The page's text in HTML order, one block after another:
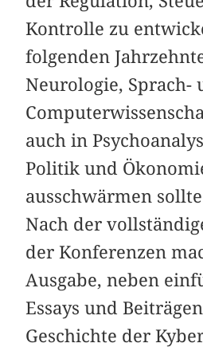
Kontrolle zu
folgenden
Neurologie, Sprach-
auch in
Politik und
ausschwärmen
Nach der
der Konferenzen
Ausgabe, neben
Essays und
Geschichte der